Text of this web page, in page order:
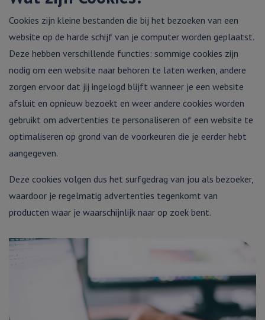
Cookies zijn kleine bestanden die bij het bezoeken van een
website op de harde schijf van je computer worden geplaatst.
Deze hebben verschillende functies: sommige cookies zijn
nodig om een website naar behoren te laten werken, andere
zorgen ervoor dat jij ingelogd blijft wanneer je een website
afsluit en opnieuw bezoekt en weer andere cookies worden
gebruikt om advertenties te personaliseren of een website te
optimaliseren op grond van de voorkeuren die je eerder hebt
aangegeven.
Deze cookies volgen dus het surfgedrag van jou als bezoeker,
waardoor je regelmatig advertenties tegenkomt van
producten waar je waarschijnlijk naar op zoek bent.